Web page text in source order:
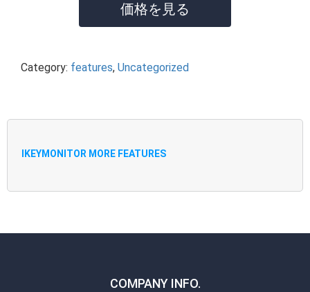
価格を見る
Category: features, Uncategorized
IKEYMONITOR MORE FEATURES
COMPANY INFO.